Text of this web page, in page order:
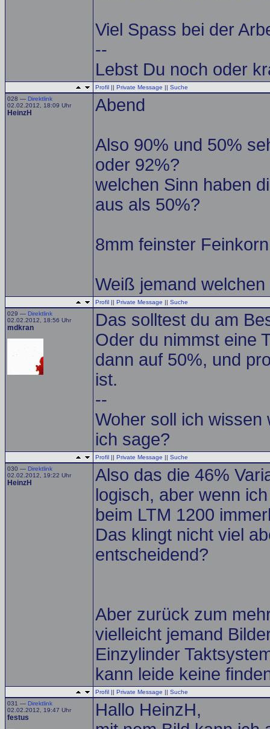
Viel Spass bei der
--
Lebst Du noch oder
Profil || Private Message || Suche
028 — Direktlink
02.02.2012, 18:09 Uhr
HeinzH Abend
Also 90% und 50%
oder 92%?
welchen Sinn haben
aus als 50%?
8mm feinster
Weiß jemand
Profil || Private Message || Suche
029 — Direktlink
02.02.2012, 18:56 Uhr
mdkran
Das solltest du am
Oder du nimmst eine
dann auf 50%, und
ist.
--
Woher soll ich
ich sage?
Profil || Private Message || Suche
030 — Direktlink
02.02.2012, 19:22 Uhr
HeinzH
Also das die 46%
logisch, aber wenn
beim LTM 1200
Das klingt nicht viel
entscheidend?
Aber zurück zum
vielleicht jemand
Einzylinder
kann leide keine
Profil || Private Message || Suche
031 — Direktlink
02.02.2012, 19:47 Uhr
festus
Hallo HeinzH,